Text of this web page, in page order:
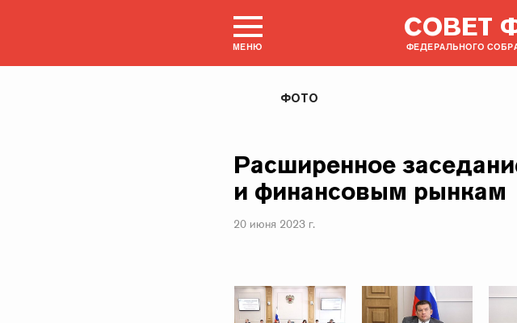
МЕНЮ
СОВЕТ
ФЕДЕРАЛЬНОГО
ФОТО
Расширенное
и финансовым рынкам
20 июня 2023 г.